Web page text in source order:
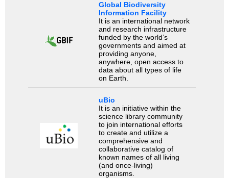
Global Biodiversity
Information Facility
It is an international network
and research infrastructure
funded by the world’s
governments and aimed at
providing anyone,
anywhere, open access to
data about all types of life
on Earth.
uBio
It is an initiative within the
science library community
to join international efforts
to create and utilize a
comprehensive and
collaborative catalog of
known names of all living
(and once-living)
organisms.